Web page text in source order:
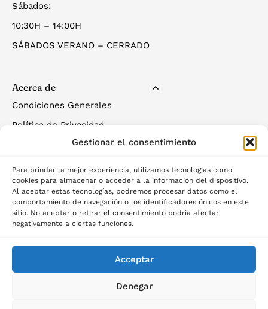
Gestionar el consentimiento
Para brindar la mejor experiencia, utilizamos tecnologías como
cookies para almacenar o acceder a la información del dispositivo.
Al aceptar estas tecnologías, podremos procesar datos como el
comportamiento de navegación o los identificadores únicos en este
sitio. No aceptar o retirar el consentimiento podría afectar
negativamente a ciertas funciones.
Acceptar
Denegar
Sábados:
10:30H – 14:00H
SÁBADOS VERANO – CERRADO
Acerca de
Condiciones Generales
Política de Privacidad
Política de Cookies